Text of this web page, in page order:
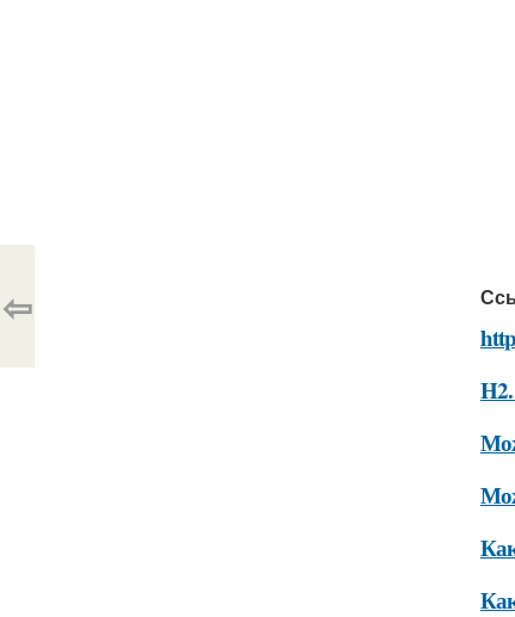
⇦